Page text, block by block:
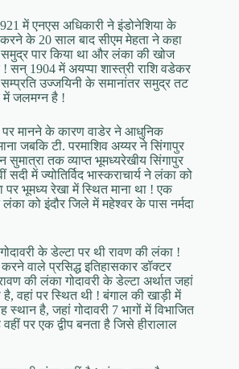
में एनएस अधिकारी ने इंडोनेशिया के
करने के 20 साल बाद सीएम मेहता ने कहा
समुद्र पार किया था और लंका की खोज
सन् 1904 में अयप्पा शास्त्री राशि वडेकर
उज्जयिनी के समानांतर समुद्र तट
में जलमग्न है !
पर मानने के कारण वाडेर ने आधुनिक
जबकि टी. परमाशिव अय्यर ने सिंगापुर
सुमात्रा तक व्याप्त भूमध्यरेखीय सिंगापुर
में ज्योतिर्विद भास्कराचार्य ने लंका को
पर भूमध्य रेखा में स्थित माना था ! एक
लंका को इंदौर जिले में महेश्वर के पास नर्मदा
के डेल्टा पर थी रावण की लंका !
वाले प्रसिद्ध इतिहासकार डॉक्टर
की लंका गोदावरी के डेल्टा अर्थात जहां
है, वहां पर स्थित थी ! बंगाल की खाड़ी में
है, जहां गोदावरी 7 भागों में विभाजित
पर एक द्वीप बनता है जिसे हीरालाल